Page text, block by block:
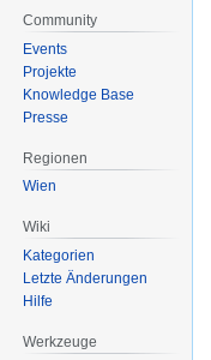
Community
Events
Projekte
Knowledge Base
Presse
Regionen
Wien
Wiki
Kategorien
Letzte Änderungen
Hilfe
Werkzeuge